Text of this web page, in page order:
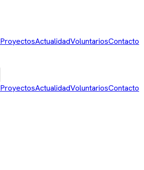
ProyectosActualidadVoluntariosContacto
ProyectosActualidadVoluntariosContacto